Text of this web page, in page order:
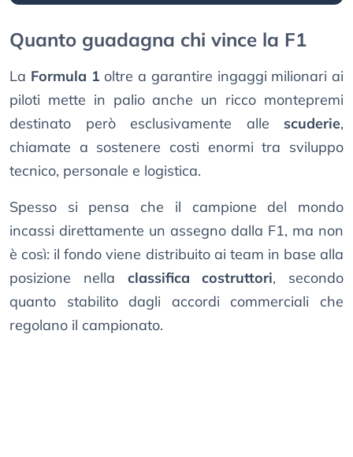
Quanto guadagna chi vince la F1
La Formula 1 oltre a garantire ingaggi milionari ai
piloti mette in palio anche un ricco montepremi
destinato però esclusivamente alle scuderie,
chiamate a sostenere costi enormi tra sviluppo
tecnico, personale e logistica.
Spesso si pensa che il campione del mondo
incassi direttamente un assegno dalla F1, ma non
è così: il fondo viene distribuito ai team in base alla
posizione nella classifica costruttori, secondo
quanto stabilito dagli accordi commerciali che
regolano il campionato.